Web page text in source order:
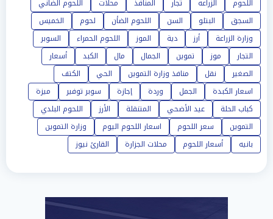
اللحوم الزراعه تجار المنافذ محلات
اللحوم الضاني
السجق
البتلو السن اللحوم الضأن لحوم
الخميس
وزارة الزراعة
أرز دية الموز اللحوم الحمراء
السوبر
التجار
موز تموين الجمال مال الكبد
أسعار
الصغير
نقل منافذ وزارة التموين الحي
الكتف
اسعار الكبدة
الجمل وردة إجازة سوبر توفير
ميزة
كباب الحلة
عيد الأضحي المتنقلة الأرز
اللحوم البلدي
التموين
سعر اللحوم اسعار اللحوم اليوم
وزارة التموين
بانيه
أسعار اللحوم محلات الجزارة القارئ نيوز